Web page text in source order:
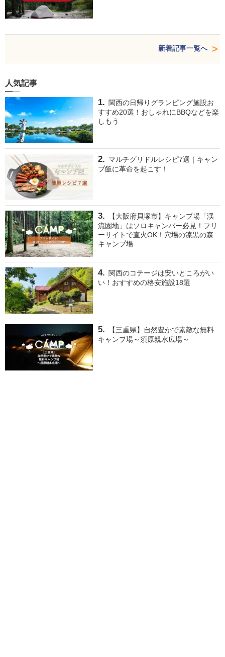
新着記事一覧へ
人気記事
関西の日帰りグランピング施設お
すすめ20選！おしゃれにBBQなどを楽
しもう
マルチグリドルレシピ7選｜キャン
プ飯に革命を起こす！
【大阪府貝塚市】キャンプ場「渓
流園地」はソロキャンパー必見！フリ
ーサイトで直火OK！穴場の漆黒の森
キャンプ場
関西のコテージは安いところがい
い！おすすめの格安施設18選
【三重県】自然豊かで素敵な無料
キャンプ場～須原親水広場～